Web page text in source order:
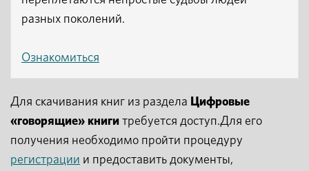
разных поколений.
Ознакомиться
Для скачивания книг из раздела Цифровые
«говорящие» книги требуется доступ.Для его
получения необходимо пройти процедуру
регистрации и предоставить документы,